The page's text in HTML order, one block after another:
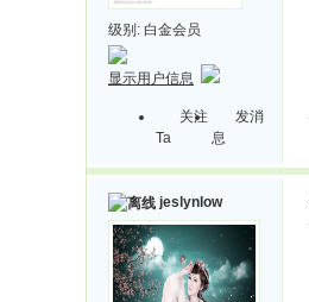
级别: 白金会员
显示用户信息
关注
Ta
发消
息
jeslynlow